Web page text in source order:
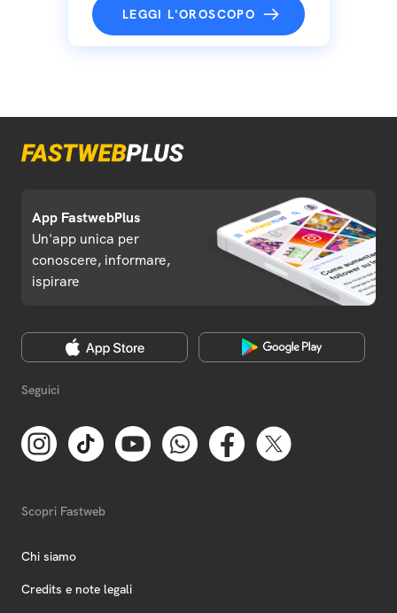
LEGGI L'OROSCOPO
App FastwebPlus
Un'app unica per
conoscere, informare,
ispirare
Seguici
Scopri Fastweb
Chi siamo
Credits e note legali